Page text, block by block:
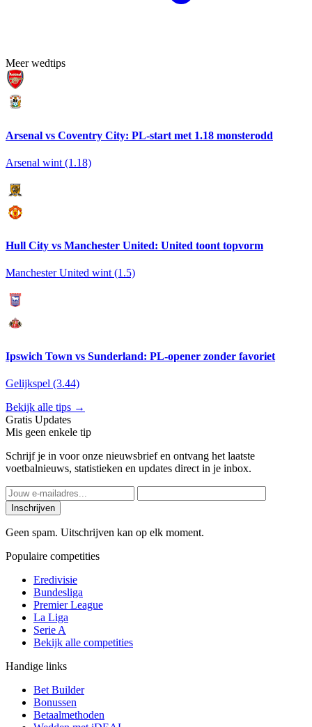
Meer wedtips
Arsenal vs Coventry City: PL-start met 1.18 monsterodd
Arsenal wint (1.18)
Hull City vs Manchester United: United toont topvorm
Manchester United wint (1.5)
Ipswich Town vs Sunderland: PL-opener zonder favoriet
Gelijkspel (3.44)
Bekijk alle tips →
Gratis Updates
Mis geen enkele tip
Schrijf je in voor onze nieuwsbrief en ontvang het laatste
voetbalnieuws, statistieken en updates direct in je inbox.
Inschrijven
Geen spam. Uitschrijven kan op elk moment.
Populaire competities
Eredivisie
Bundesliga
Premier League
La Liga
Serie A
Bekijk alle competities
Handige links
Bet Builder
Bonussen
Betaalmethoden